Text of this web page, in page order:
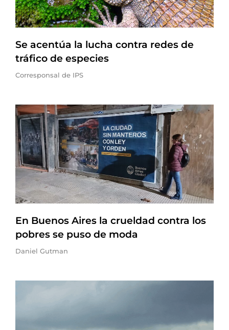
Se acentúa la lucha contra redes de
tráfico de especies
Corresponsal de IPS
En Buenos Aires la crueldad contra los
pobres se puso de moda
Daniel Gutman